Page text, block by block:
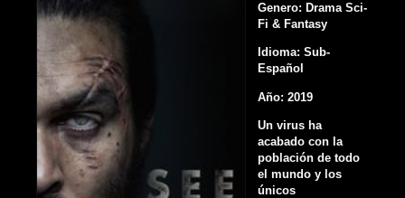
Genero: Drama Sci-
Fi & Fantasy
Idioma: Sub-
Español
Año: 2019
Un virus ha
acabado con la
población de todo
el mundo y los
únicos